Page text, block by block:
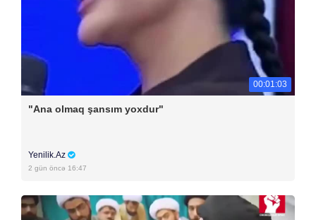
00:01:03
"Ana olmaq şansım yoxdur"
Yenilik.Az
2 gün öncə 16:47